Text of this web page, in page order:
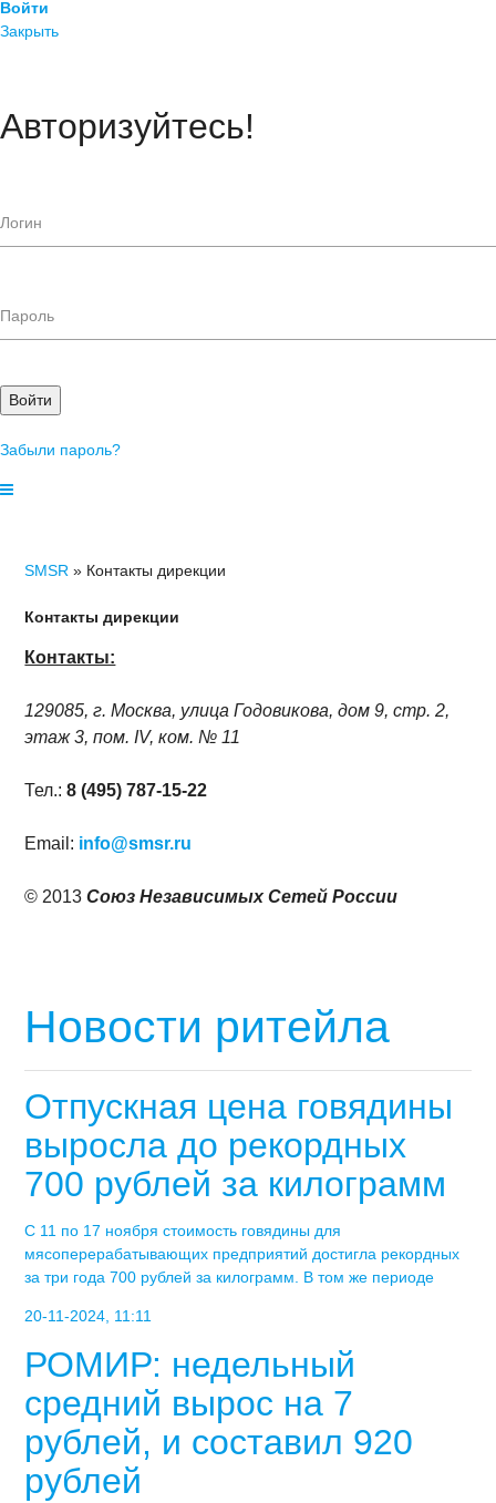
Войти
Закрыть
Авторизуйтесь!
Войти
Забыли пароль?
SMSR » Контакты дирекции
Контакты дирекции
Контакты:
129085, г. Москва, улица Годовикова, дом 9, стр. 2,
этаж 3, пом. IV, ком. № 11
Тел.:8 (495) 787-15-22
Email: info@smsr.ru
© 2013Союз Независимых Сетей России
Новости ритейла
Отпускная цена говядины
выросла до рекордных
700 рублей за килограмм
С 11 по 17 ноября стоимость говядины для
мясоперерабатывающих предприятий достигла рекордных
за три года 700 рублей за килограмм. В том же периоде
20-11-2024, 11:11
РОМИР: недельный
средний вырос на 7
рублей, и составил 920
рублей